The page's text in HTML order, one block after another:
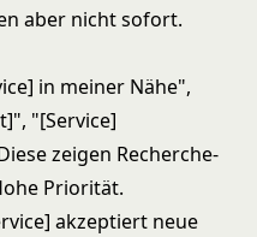
aber nicht sofort.
in meiner Nähe",
"[Service]
zeigen Recherche-
Priorität.
akzeptiert neue